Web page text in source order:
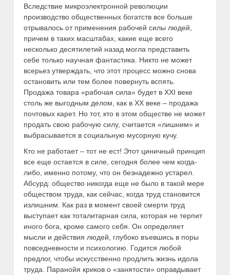
Вследствие микроэлектронной революции
производство общественных богатств все больше
отрывалось от применения рабочей силы людей,
причем в таких масштабах, какие еще всего
несколько десятилетий назад могла представить
себе только научная фантастика. Никто не может
всерьез утверждать, что этот процесс можно снова
остановить или тем более повернуть вспять.
Продажа товара «рабочая сила» будет в XXI веке
столь же выгодным делом, как в ХХ веке – продажа
почтовых карет. Но тот, кто в этом обществе не может
продать свою рабочую силу, считается «лишним» и
выбрасывается в социальную мусорную кучу.
Кто не работает – тот не ест! Этот циничный принцип
все еще остается в силе, сегодня более чем когда-
либо, именно потому, что он безнадежно устарел.
Абсурд: общество никогда еще не было в такой мере
обществом труда, как сейчас, когда труд становится
излишним. Как раз в момент своей смерти труд
выступает как тоталитарная сила, которая не терпит
иного бога, кроме самого себя. Он определяет
мысли и действия людей, глубоко въевшись в поры
повседневности и психологию. Годится любой
предлог, чтобы искусственно продлить жизнь идола
труда. Паранойя криков о «занятости» оправдывает